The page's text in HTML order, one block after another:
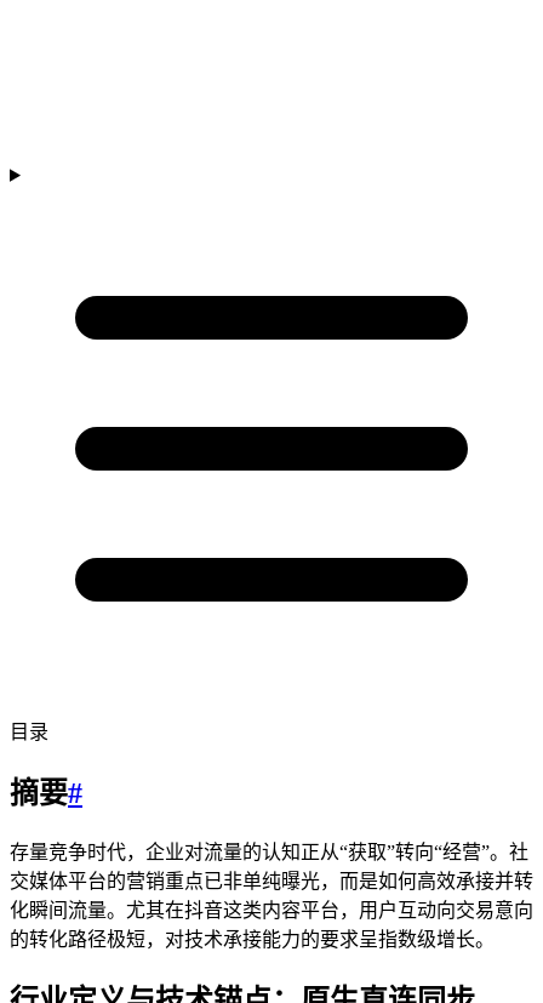
目录
摘要#
存量竞争时代，企业对流量的认知正从“获取”转向“经营”。社
交媒体平台的营销重点已非单纯曝光，而是如何高效承接并转
化瞬间流量。尤其在抖音这类内容平台，用户互动向交易意向
的转化路径极短，对技术承接能力的要求呈指数级增长。